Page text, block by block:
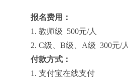
报名费用：
1. 教师级 500元/人
2. C级、B级、A级 300元/人
付款方式：
1. 支付宝在线支付